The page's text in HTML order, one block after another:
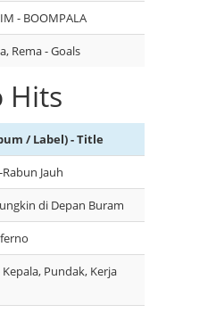
- BOOMPALA
Rema - Goals
Hits
/ Label) - Title
Jauh
di Depan Buram
Kepala, Pundak, Kerja